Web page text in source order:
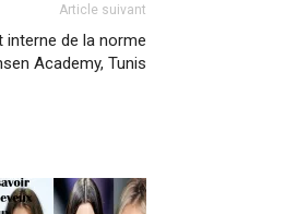
Article suivant
interne de la norme
Academy, Tunis